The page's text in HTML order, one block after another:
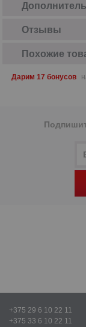
Отзывы
Похожие
Дарим 17 бонусов
+375 29 6 10 22 11
+375 33 6 10 22 11